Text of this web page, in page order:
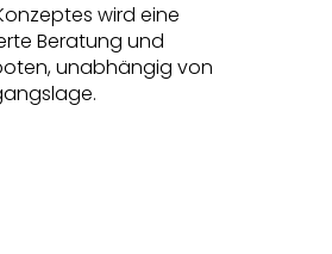
wird eine
Beratung und
unabhängig von